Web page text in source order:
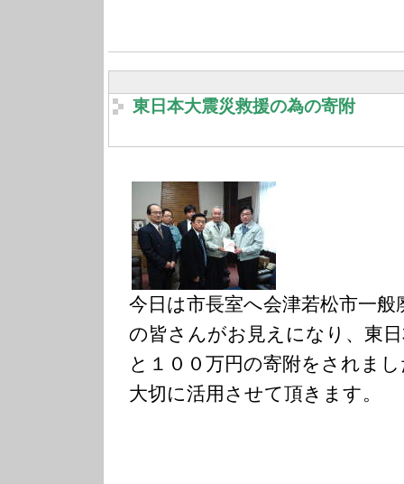
東日本大震災救援の為の寄附
今日は市長室へ会津若松市一般
の皆さんがお見えになり、東
と１００万円の寄附をされま
大切に活用させて頂きます。